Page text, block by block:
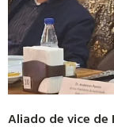
Aliado de vice